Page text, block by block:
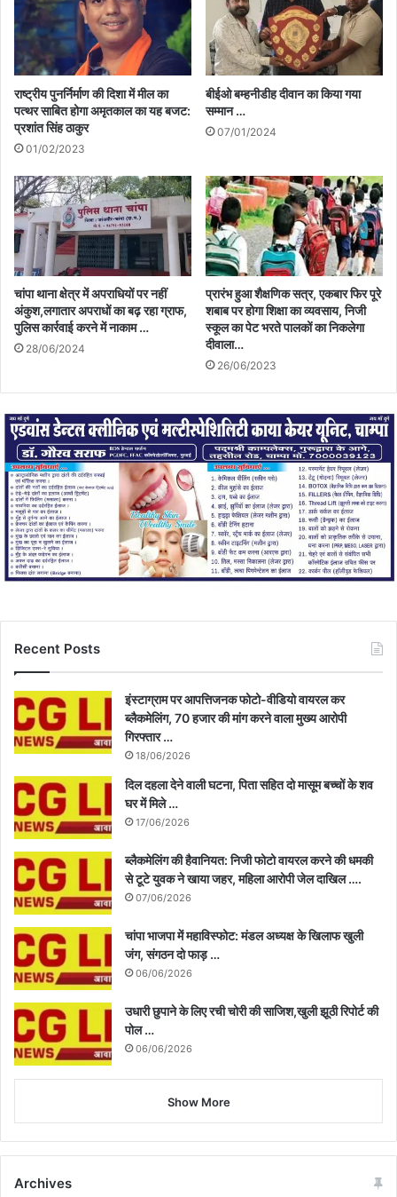
राष्ट्रीय पुनर्निर्माण की दिशा में मील का
पत्थर साबित होगा अमृतकाल का यह बजट:
प्रशांत सिंह ठाकुर
01/02/2023
बीईओ बम्हनीडीह दीवान का किया गया
सम्मान …
07/01/2024
चांपा थाना क्षेत्र में अपराधियों पर नहीं
अंकुश,लगातार अपराधों का बढ़ रहा ग्राफ,
पुलिस कार्रवाई करने में नाकाम …
28/06/2024
प्रारंभ हुआ शैक्षणिक सत्र, एकबार फिर पूरे
शबाब पर होगा शिक्षा का व्यवसाय, निजी
स्कूल का पेट भरते पालकों का निकलेगा
दीवाला…
26/06/2023
Recent Posts
इंस्टाग्राम पर आपत्तिजनक फोटो-वीडियो वायरल कर
ब्लैकमेलिंग, 70 हजार की मांग करने वाला मुख्य आरोपी
गिरफ्तार …
18/06/2026
दिल दहला देने वाली घटना, पिता सहित दो मासूम बच्चों के शव
घर में मिले …
17/06/2026
ब्लैकमेलिंग की हैवानियत: निजी फोटो वायरल करने की धमकी
से टूटे युवक ने खाया जहर, महिला आरोपी जेल दाखिल ….
07/06/2026
चांपा भाजपा में महाविस्फोट: मंडल अध्यक्ष के खिलाफ खुली
जंग, संगठन दो फाड़ …
06/06/2026
उधारी छुपाने के लिए रची चोरी की साजिश,खुली झूठी रिपोर्ट की
पोल …
06/06/2026
Show More
Archives